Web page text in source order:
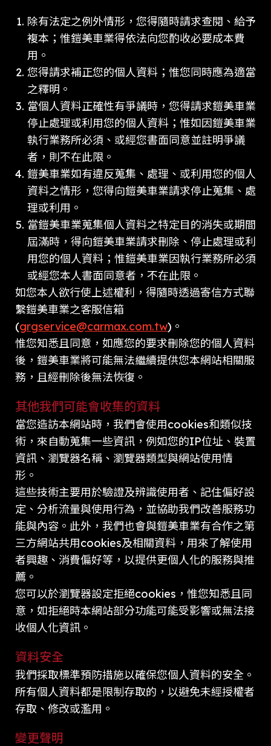
除有法定之例外情形，您得隨時請求查閱、給予
複本；惟鎧美車業得依法向您酌收必要成本費
用。
您得請求補正您的個人資料；惟您同時應為適當
之釋明。
當個人資料正確性有爭議時，您得請求鎧美車業
停止處理或利用您的個人資料；惟如因鎧美車業
執行業務所必須、或經您書面同意並註明爭議
者，則不在此限。
鎧美車業如有違反蒐集、處理、或利用您的個人
資料之情形，您得向鎧美車業請求停止蒐集、處
理或利用。
當鎧美車業蒐集個人資料之特定目的消失或期間
屆滿時，得向鎧美車業請求刪除、停止處理或利
用您的個人資料；惟鎧美車業因執行業務所必須
或經您本人書面同意者，不在此限。
如您本人欲行使上述權利，得隨時透過寄信方式聯
繫鎧美車業之客服信箱
(grgservice@carmax.com.tw)。
惟您知悉且同意，如應您的要求刪除您的個人資料
後，鎧美車業將可能無法繼續提供您本網站相關服
務，且經刪除後無法恢復。
其他我們可能會收集的資料
當您造訪本網站時，我們會使用cookies和類似技
術，來自動蒐集一些資訊，例如您的IP位址、裝置
資訊、瀏覽器名稱、瀏覽器類型與網站使用情
形。
這些技術主要用於驗證及辨識使用者、記住偏好設
定、分析流量與使用行為，並協助我們改善服務功
能與內容。此外，我們也會與鎧美車業有合作之第
三方網站共用cookies及相關資料，用來了解使用
者興趣、消費偏好等，以提供更個人化的服務與推
薦。
您可以於瀏覽器設定拒絕cookies，惟您知悉且同
意，如拒絕時本網站部分功能可能受影響或無法接
收個人化資訊。
資料安全
我們採取標準預防措施以確保您個人資料的安全。
所有個人資料都是限制存取的，以避免未經授權者
存取、修改或濫用。
變更聲明